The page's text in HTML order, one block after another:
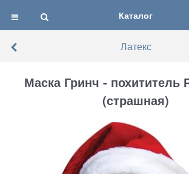
Каталог
Латекс
Маска Гринч - похититель
(страшная)